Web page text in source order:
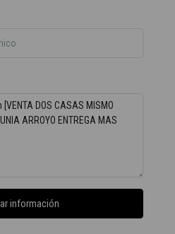
información